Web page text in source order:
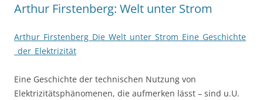
Arthur Firstenberg: Welt unter Strom
Arthur_Firstenberg_Die_Welt_unter_Strom_Eine_Geschichte
_der_Elektrizität
Eine Geschichte der technischen Nutzung von
Elektrizitätsphänomenen, die aufmerken lässt – sind u.U.